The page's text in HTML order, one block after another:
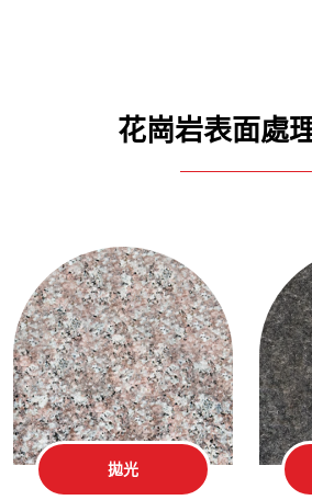
花崗岩表面處
拋光